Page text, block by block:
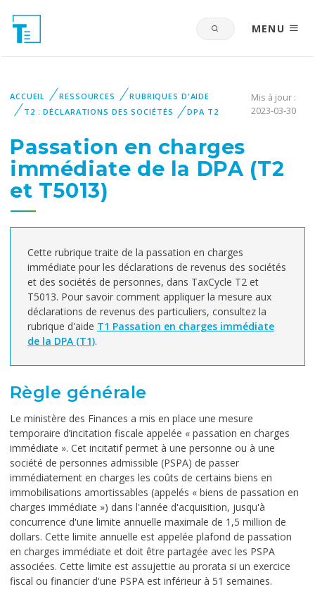
MENU
ACCUEIL RESSOURCES
RUBRIQUES D'AIDE
T2 : DÉCLARATIONS DES SOCIÉTÉS
DPA T2
Mis à jour :
2023-03-30
Passation en charges
immédiate de la DPA (T2
et T5013)
Cette rubrique traite de la passation en charges
immédiate pour les déclarations de revenus des sociétés
et des sociétés de personnes, dans TaxCycle T2 et
T5013. Pour savoir comment appliquer la mesure aux
déclarations de revenus des particuliers, consultez la
rubrique d'aide T1 Passation en charges immédiate
de la DPA (T1).
Règle générale
Le ministère des Finances a mis en place une mesure
temporaire d’incitation fiscale appelée « passation en charges
immédiate ». Cet incitatif permet à une personne ou à une
société de personnes admissible (PSPA) de passer
immédiatement en charges les coûts de certains biens en
immobilisations amortissables (appelés « biens de passation en
charges immédiate ») dans l'année d'acquisition, jusqu'à
concurrence d'une limite annuelle maximale de 1,5 million de
dollars. Cette limite annuelle est appelée plafond de passation
en charges immédiate et doit être partagée avec les PSPA
associées. Cette limite est assujettie au prorata si un exercice
fiscal ou financier d'une PSPA est inférieur à 51 semaines.